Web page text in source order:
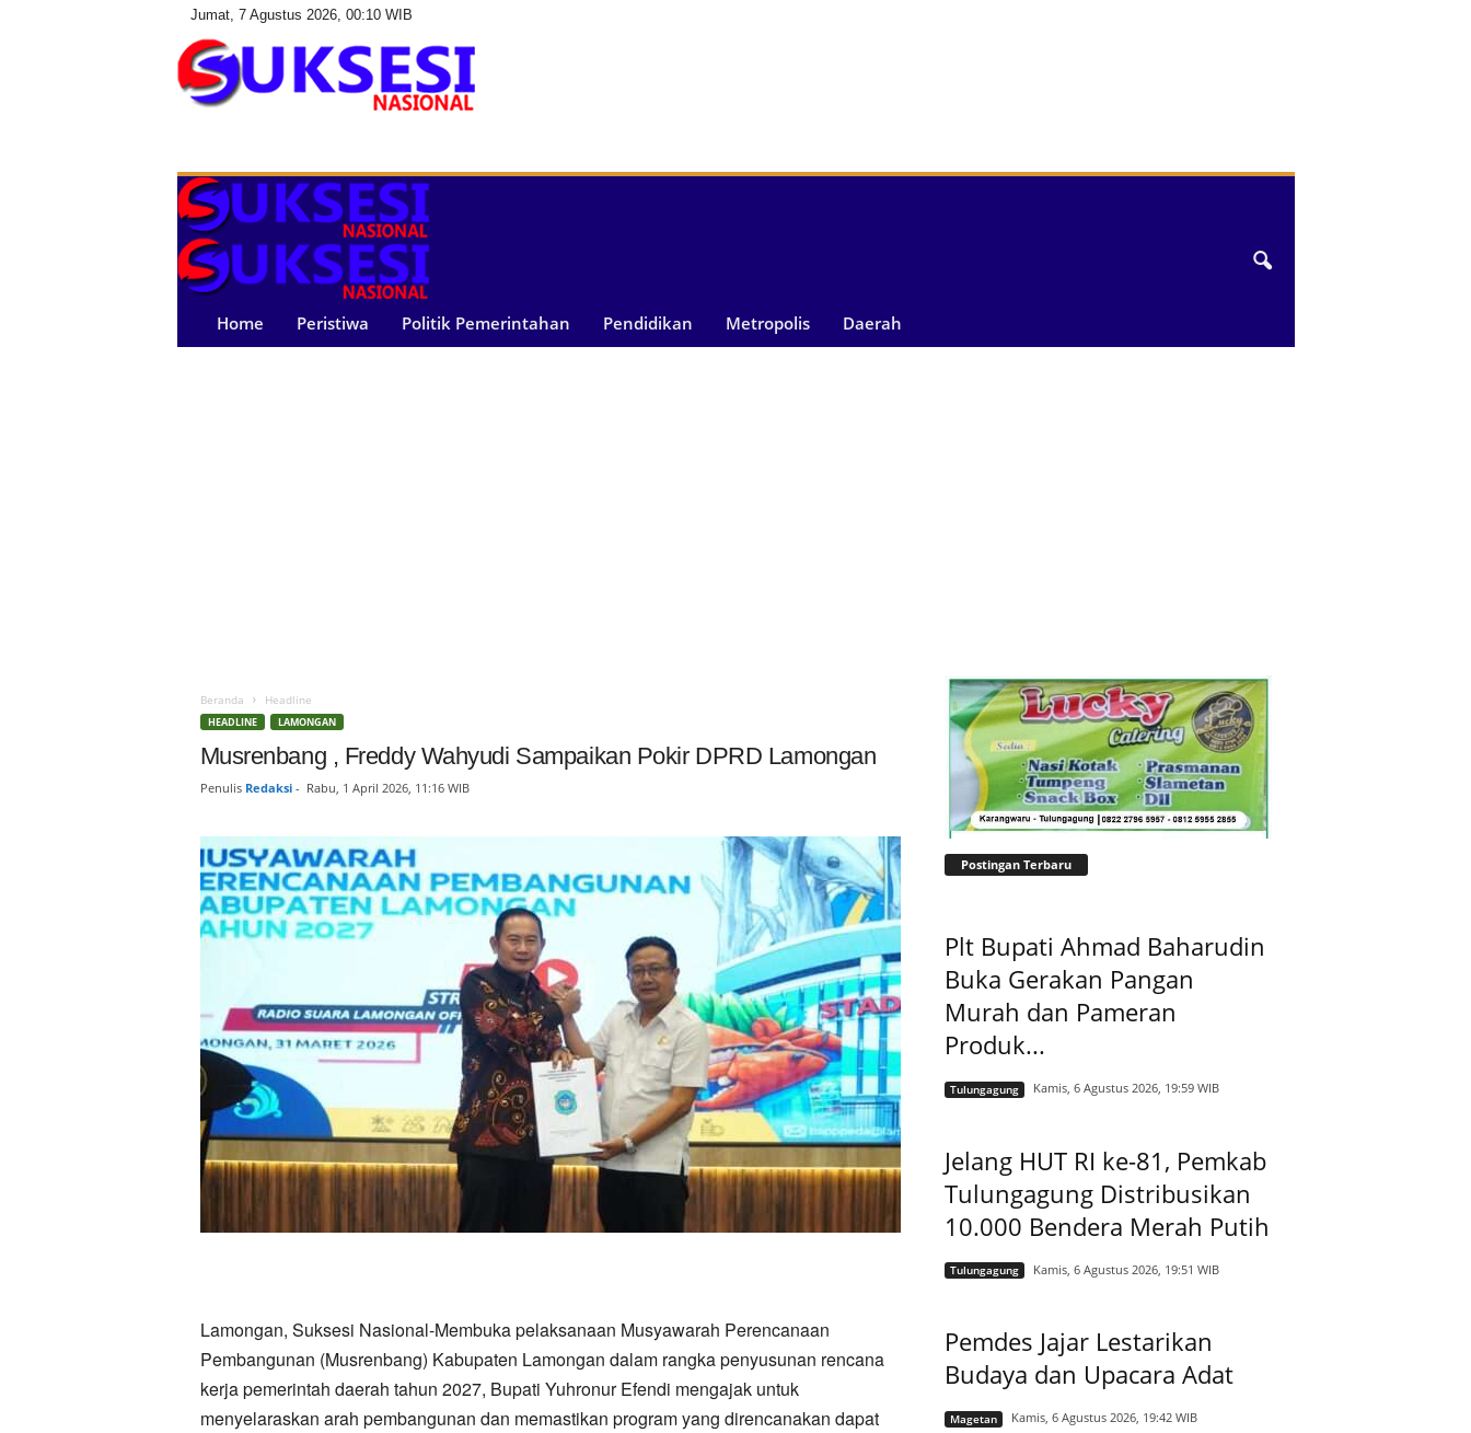
Jumat, 7 Agustus 2026, 00:10 WIB
s
e
i
N
i
Home Peristiwa Politik Pemerintahan Pendidikan Metropolis Daerah
Beranda Headline
HEADLINE LAMONGAN
Musrenbang , Freddy Wahyudi Sampaikan Pokir DPRD Lamongan
Penulis Redaksi- Rabu, 1 April 2026, 11:16 WIB
Lamongan, Suksesi Nasional-Membuka pelaksanaan Musyawarah Perencanaan
Pembangunan (Musrenbang) Kabupaten Lamongan dalam rangka penyusunan rencana
kerja pemerintah daerah tahun 2027, Bupati Yuhronur Efendi mengajak untuk
menyelaraskan arah pembangunan dan memastikan program yang direncanakan dapat
Postingan Terbaru
Plt Bupati Ahmad Baharudin
Buka Gerakan Pangan
Murah dan Pameran
Produk...
Tulungagung Kamis, 6 Agustus 2026, 19:59 WIB
Jelang HUT RI ke-81, Pemkab
Tulungagung Distribusikan
10.000 Bendera Merah Putih
Tulungagung Kamis, 6 Agustus 2026, 19:51 WIB
Pemdes Jajar Lestarikan
Budaya dan Upacara Adat
Magetan Kamis, 6 Agustus 2026, 19:42 WIB